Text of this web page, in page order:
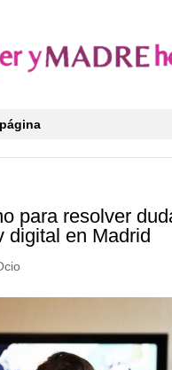
para resolver
digital en Madrid